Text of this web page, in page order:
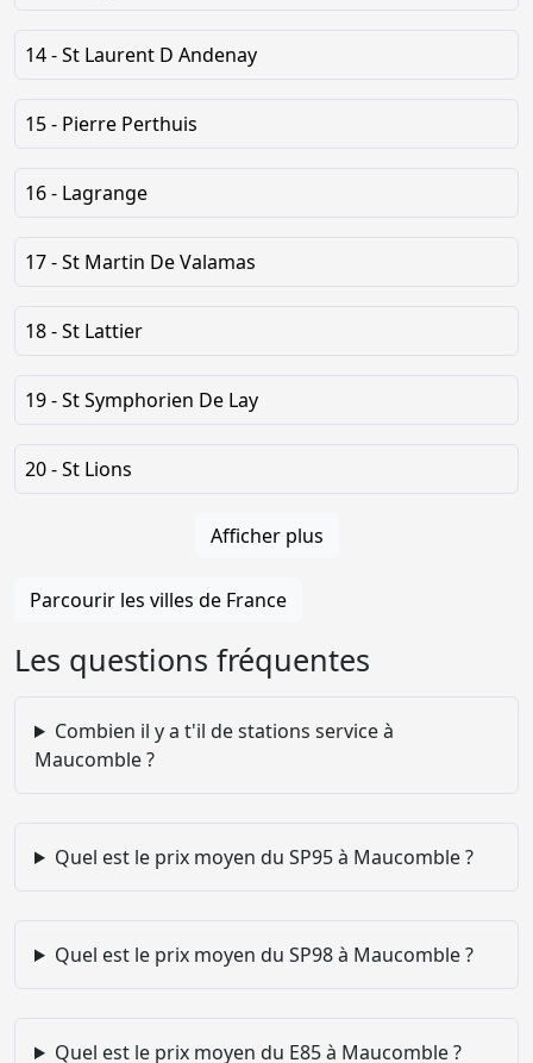
14 - St Laurent D Andenay
15 - Pierre Perthuis
16 - Lagrange
17 - St Martin De Valamas
18 - St Lattier
19 - St Symphorien De Lay
20 - St Lions
Afficher plus
Parcourir les villes de France
Les questions fréquentes
Combien il y a t'il de stations service à
Maucomble ?
Quel est le prix moyen du SP95 à Maucomble ?
Quel est le prix moyen du SP98 à Maucomble ?
Quel est le prix moyen du E85 à Maucomble ?